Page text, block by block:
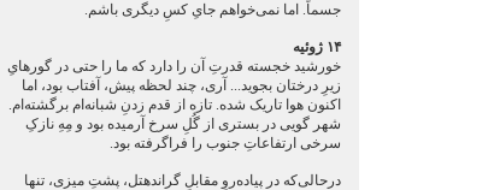
جسماً. اما نمی‌خواهم جایِ کسِ دیگری باشم.
۱۴ ژوئیه
خورشید خجسته قدرتِ آن را دارد که ما را حتی در گورهایِ
زیرِ درختان بجوید... آری، چند لحظه پیش، آفتاب بود، اما
اکنون هوا تاریک شده. تازه از قدم زدنِ شبانه‌ام برگشته‌ام.
شهر گویی در بستری از گُلِ سرخ آرمیده بود و مِهِ نازکِ
سرخی ارتفاعاتِ جنوب را فراگرفته بود.
درحالی‌که در پیاده‌روِ مقابلِ گراندهتل، پشتِ میزی، تنها